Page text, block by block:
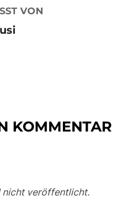
VON
KOMMENTAR
nicht veröffentlicht.